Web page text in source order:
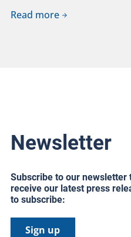
Read more
Newsletter
Subscribe to our
receive our latest press
to subscribe:
Sign up